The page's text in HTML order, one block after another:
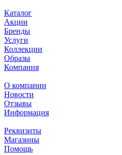
Каталог
Акции
Бренды
Услуги
Коллекции
Образы
Компания
О компании
Новости
Отзывы
Информация
Реквизиты
Магазины
Помощь